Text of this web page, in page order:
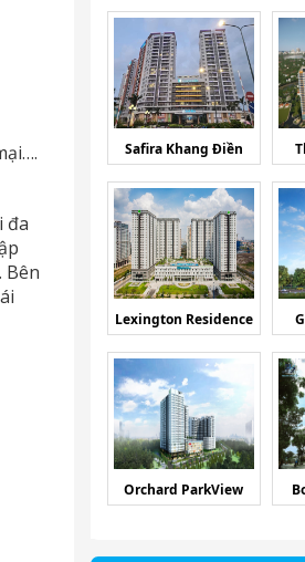
đa
Bên
Safira Khang Điền
Lexington Residence
Orchard ParkView